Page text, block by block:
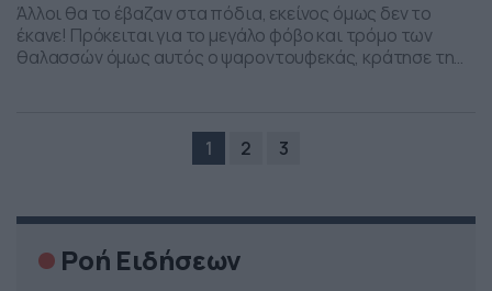
Άλλοι θα το έβαζαν στα πόδια, εκείνος όμως δεν το
έκανε! Πρόκειται για το μεγάλο φόβο και τρόμο των
θαλασσών όμως αυτός ο ψαροντουφεκάς, κράτησε τη
Αυστραλίας. Παρά τις […]1 2 3
Ροή Ειδήσεων